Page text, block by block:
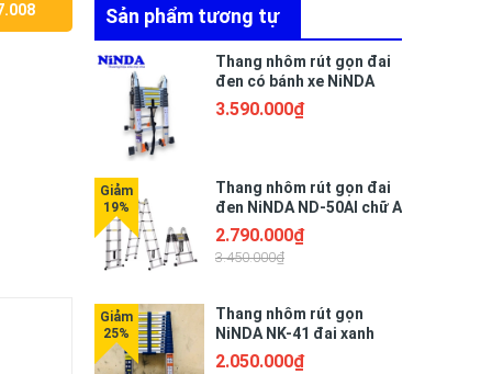
Sản phẩm tương tự
Thang nhôm rút gọn đai
đen có bánh xe NiNDA
ND-64AIS chữ A 3m2,
duỗi 6m4
3.590.000₫
Thang nhôm rút gọn đai
đen NiNDA ND-50AI chữ A
2m5, duỗi 5m
2.790.000₫
3.450.000₫
Thang nhôm rút gọn
NiNDA NK-41 đai xanh
cao 4m1
2.050.000₫